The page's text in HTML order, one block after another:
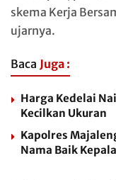
skema Kerja
ujarnya.
Baca Juga :
Harga Kedelai
Kecilkan Ukuran
Kapolres
Nama Baik